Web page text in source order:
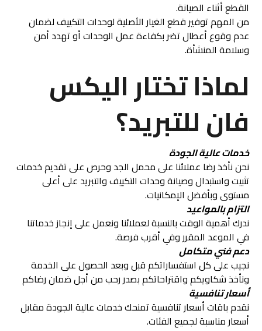
القطع أثناء الصيانة.
من المهم توفير قطع الغيار الأصلية لوحدات التكييف لضمان
عدم وقوع أعطال تضر بكفاءة عمل الوحدات أو تهدد أمن
وسلامة المنشأة.
لماذا تختار اليكس
فان للتبريد؟
خدمات عالية الجودة
نحن نأخذ رضا عملائنا على محمل الجد وحرص على تقديم خدمات
تثبيت واستبدال وصيانة وحدات التكييف والتبريد على أعلى
مستوى وبأفضل الإمكانيات.
التزام بالمواعيد
ندرك أهمية الوقت بالنسبة لعملائنا ونعمل على إنجاز خدماتنا
في الموعد المقرر وفي أقرب فرصة.
دعم فني متكامل
نجيب على كل استفساراتكم قبل وبعد الحصول على الخدمة
ونأخذ شكاويكم واقتراحاتكم بصدر رحب من أجل ضمان رضاكم
أسعار تنافسية
نقدم باقات أسعار تنافسية تمنحك خدمات عالية الجودة مقابل
أسعار مناسبة لجميع الفئات.